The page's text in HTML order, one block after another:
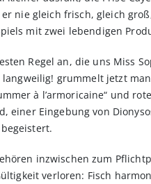
nie gleich frisch, gleich
mit zwei lebendigen
Regel an, die uns Miss
grummelt jetzt
à l’armoricaine“ und
einer Eingebung von
inzwischen zum
verloren: Fisch